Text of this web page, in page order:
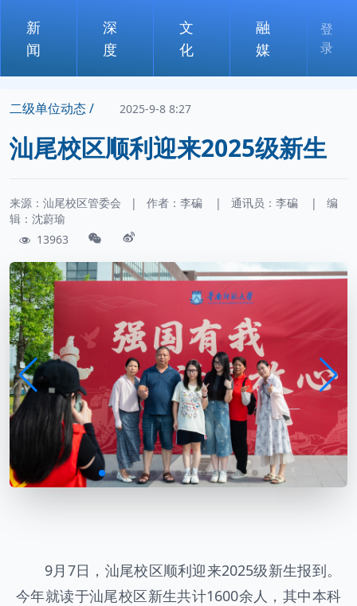
新
闻
深
度
文
化
融
媒
登
录
二级单位动态 / 2025-9-8 8:27
汕尾校区顺利迎来2025级新生
来源：汕尾校区管委会 | 作者： 李碥 | 通讯员： 李碥 |
编
辑：沈蔚瑜
13963
9月7日，汕尾校区顺利迎来2025级新生报到。
今年就读于汕尾校区新生共计1600余人，其中本科